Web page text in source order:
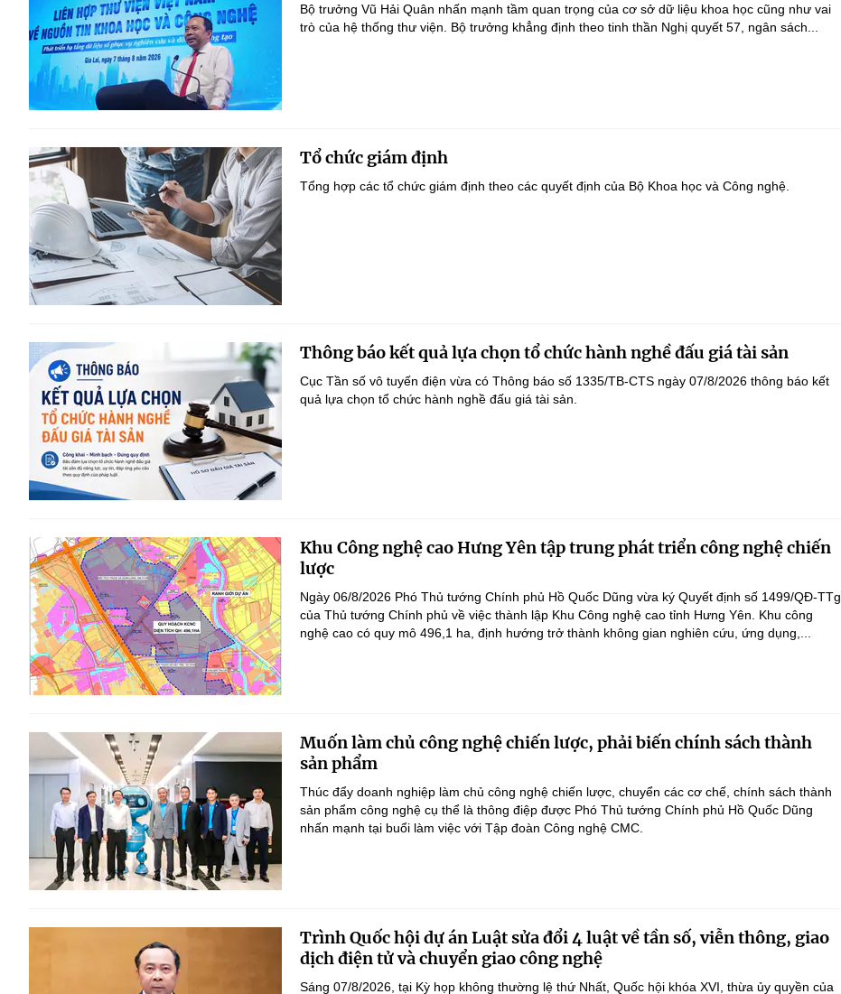
Bộ trưởng Vũ Hải Quân nhấn mạnh tầm quan trọng của cơ sở dữ liệu khoa học cũng như vai
trò của hệ thống thư viện. Bộ trưởng khẳng định theo tinh thần Nghị quyết 57, ngân sách...
Tổ chức giám định
Tổng hợp các tổ chức giám định theo các quyết định của Bộ Khoa học và Công nghệ.
Thông báo kết quả lựa chọn tổ chức hành nghề đấu giá tài sản
Cục Tần số vô tuyến điện vừa có Thông báo số 1335/TB-CTS ngày 07/8/2026 thông báo kết
quả lựa chọn tổ chức hành nghề đấu giá tài sản.
Khu Công nghệ cao Hưng Yên tập trung phát triển công nghệ chiến
lược
Ngày 06/8/2026 Phó Thủ tướng Chính phủ Hồ Quốc Dũng vừa ký Quyết định số 1499/QĐ-TTg
của Thủ tướng Chính phủ về việc thành lập Khu Công nghệ cao tỉnh Hưng Yên. Khu công
nghệ cao có quy mô 496,1 ha, định hướng trở thành không gian nghiên cứu, ứng dụng,...
Muốn làm chủ công nghệ chiến lược, phải biến chính sách thành
sản phẩm
Thúc đẩy doanh nghiệp làm chủ công nghệ chiến lược, chuyển các cơ chế, chính sách thành
sản phẩm công nghệ cụ thể là thông điệp được Phó Thủ tướng Chính phủ Hồ Quốc Dũng
nhấn mạnh tại buổi làm việc với Tập đoàn Công nghệ CMC.
Trình Quốc hội dự án Luật sửa đổi 4 luật về tần số, viễn thông, giao
dịch điện tử và chuyển giao công nghệ
Sáng 07/8/2026, tại Kỳ họp không thường lệ thứ Nhất, Quốc hội khóa XVI, thừa ủy quyền của